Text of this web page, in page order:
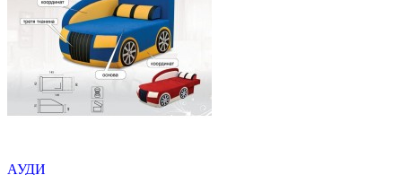
АУДИ